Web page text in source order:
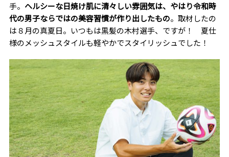
手。 ヘルシーな日焼け肌に清々しい雰囲気は、やはり令和時
代の男子ならではの美容習慣が作り出したもの。取材したの
は８月の真夏日。いつもは黒髪の木村選手、ですが！ 夏仕
様のメッシュスタイルも軽やかでスタイリッシュでした！